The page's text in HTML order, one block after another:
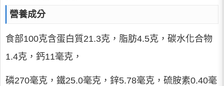
營養成分
食部100克含蛋白質21.3克，脂肪4.5克，碳水化合物
1.4克，鈣11毫克，
磷270毫克，鐵25.0毫克，鋅5.78毫克，硫胺素0.40毫